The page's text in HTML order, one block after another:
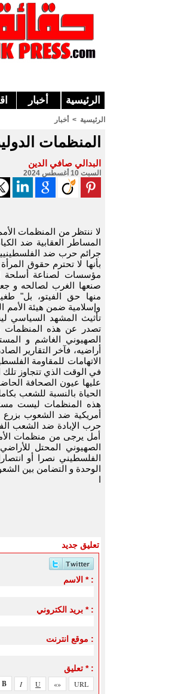
الرئيسية أخبار
الرئيسية > أخبار
المنظمات
البدالي صافي الدين
السبت 10 أغسطس 2024
لا ننتظر من المنظمات
المساطر العقابية ضد
جرائم حرب ضد
بأنها لا تحترم حقوق
مؤسسات لصناعة أسلحة
صنعها الغرب لصالحه و
منها حق الفيتو، بل"
وإسلامية ضمن هيئة الأمم
تأثيث المشهد السياسي
تصدر عن هذه المنظمات
الصهيوني الغاشم و
أراضيه، فآخر التقارير
في الوقت الذي تتجاوز
عليها عيون الصحافة
هذه المنظمات ليست
أمريكية ضد الشعوب
حرب الإبادة ضد الشعب
أمل يرجى من منظمات
الصهيوني المحتل
الفلسطيني نصرا أو
الوحدة و التضامن بين
ا
تعليق جديد
الاسم * :
بريد الكتروني * :
موقع انترنت :
تعليق * :